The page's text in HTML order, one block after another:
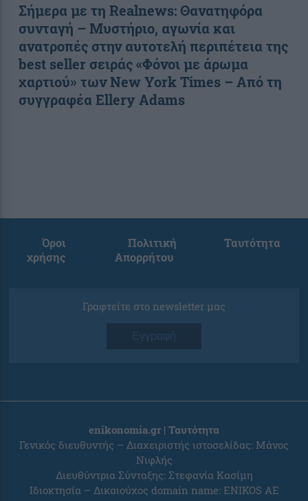
Σήμερα με τη Realnews: Θανατηφόρα
συνταγή – Μυστήριο, αγωνία και
ανατροπές στην αυτοτελή περιπέτεια της
best seller σειράς «Φόνοι με άρωμα
χαρτιού» των New York Times – Από τη
συγγραφέα Ellery Adams
Όροι
χρήσης
Πολιτική
Απορρήτου
Ταυτότητα
Γραφτείτε στο newsletter μας
Εγγραφή
enikonomia.gr | Ταυτότητα
Γενικός διευθυντής – Διαχειριστής ιστοσελίδας: Μάνος
Νιφλής
Διευθύντρια Σύνταξης: Στεφανία Κασίμη
Ιδιοκτησία – Δικαιούχος domain name: ENIKOS AE